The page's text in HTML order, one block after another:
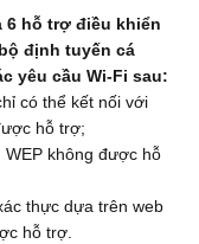
6 hỗ trợ điều khiển
định tuyến cá
yêu cầu Wi-Fi sau:
có thể kết nối với
hỗ trợ;
WEP không được hỗ
thực dựa trên web
hỗ trợ.